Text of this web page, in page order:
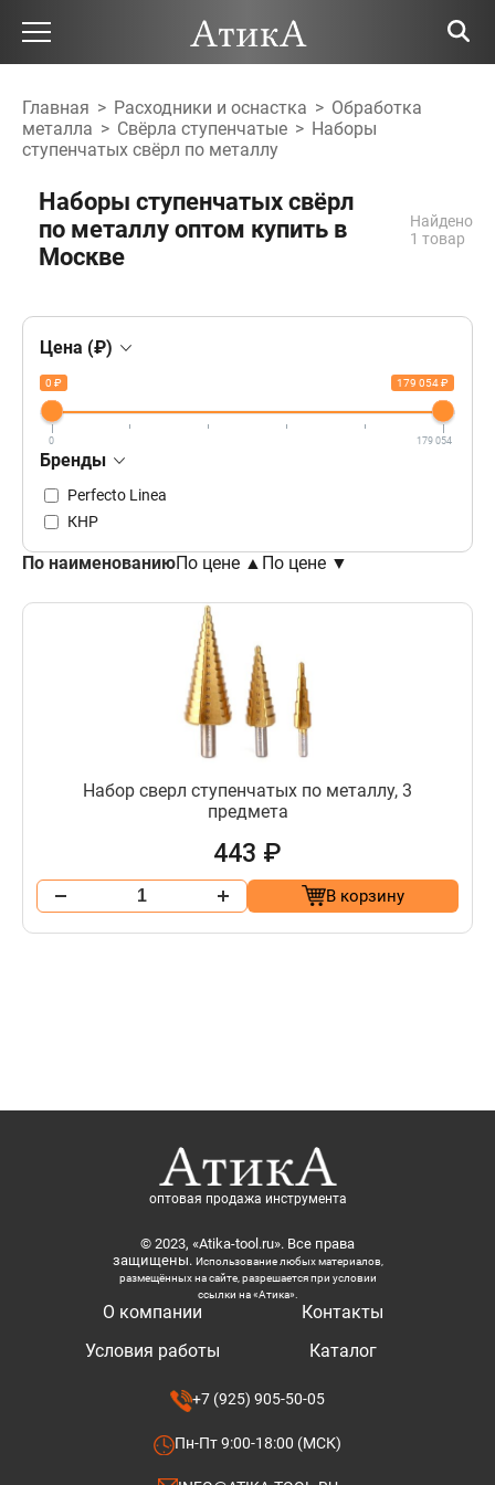
Главная > Расходники и оснастка > Обработка
металла > Свёрла ступенчатые > Наборы
ступенчатых свёрл по металлу
Наборы ступенчатых свёрл
по металлу оптом купить в
Москве
Найдено
1 товар
Цена (₽)
0 ₽ 179 054 ₽
0 179 054
Бренды
Perfecto Linea
КНР
По наименованиюПо цене ▲ По цене ▼
Набор сверл ступенчатых по металлу, 3
предмета
443 ₽
В корзину
оптовая продажа инструмента
© 2023, «Atika-tool.ru». Все права
защищены. Использование любых материалов,
размещённых на сайте, разрешается при условии
ссылки на «Атика».
О компании
Условия работы
Контакты
Каталог
+7 (925) 905-50-05
Пн-Пт 9:00-18:00 (МСК)